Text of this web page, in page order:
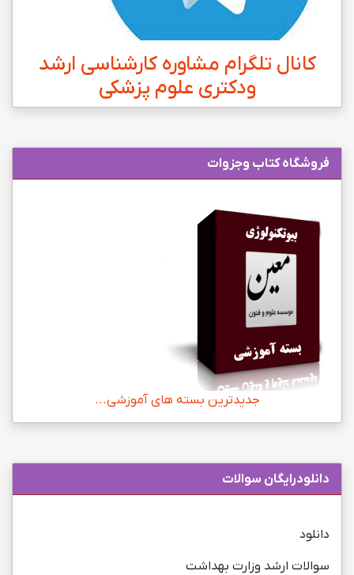
کانال تلگرام مشاوره کارشناسی ارشد
ودکتری علوم پزشکی
فروشگاه کتاب وجزوات
جدیدترین بسته های آموزشی...
دانلودرایگان سوالات
دانلود
سوالات ارشد وزارت بهداشت